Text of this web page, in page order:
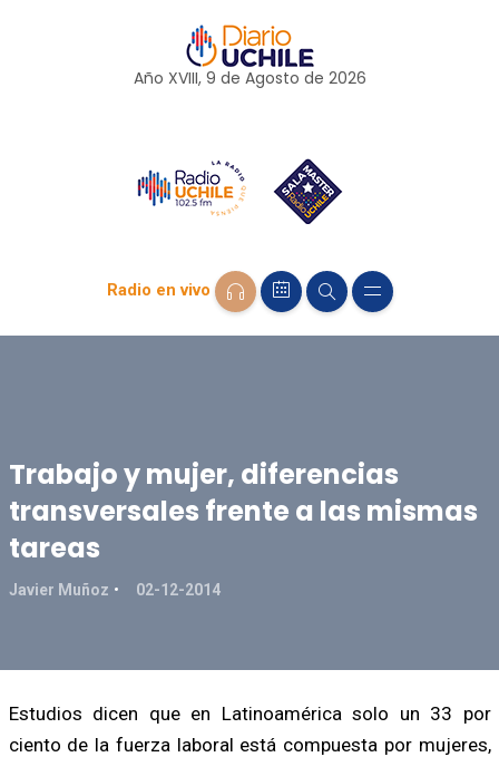
Año XVIII, 9 de Agosto de 2026
Radio en vivo
Trabajo y mujer, diferencias
transversales frente a las mismas
tareas
Javier Muñoz 02-12-2014
Estudios dicen que en Latinoamérica solo un 33 por
ciento de la fuerza laboral está compuesta por mujeres,